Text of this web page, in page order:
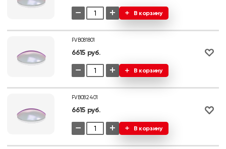
− + В корзину
FVB081801
6615 руб.
− + В корзину
FVB082401
6615 руб.
− + В корзину